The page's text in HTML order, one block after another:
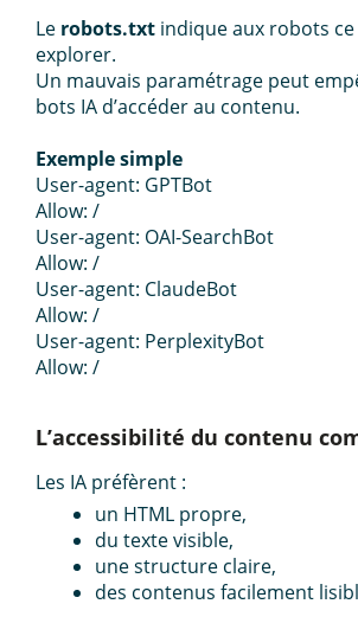
Le robots.txt indique aux robots ce
explorer.
Un mauvais paramétrage peut
bots IA d’accéder au contenu.
Exemple simple
User-agent: GPTBot
Allow: /
User-agent: OAI-SearchBot
Allow: /
User-agent: ClaudeBot
Allow: /
User-agent: PerplexityBot
Allow: /
L’accessibilité du contenu
Les IA préfèrent :
un HTML propre,
du texte visible,
une structure claire,
des contenus facilement